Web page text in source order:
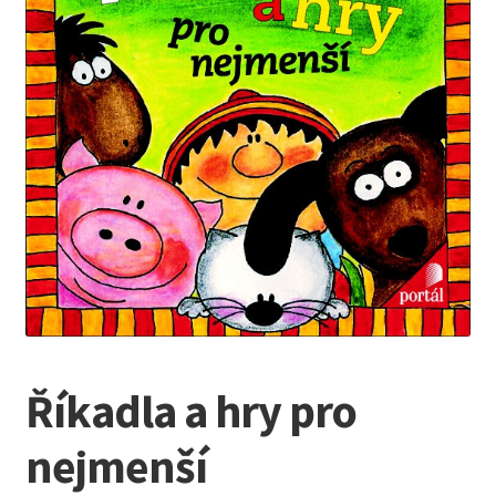
Kreativní tvoření
child
menu
Říkadla a hry pro
nejmenší